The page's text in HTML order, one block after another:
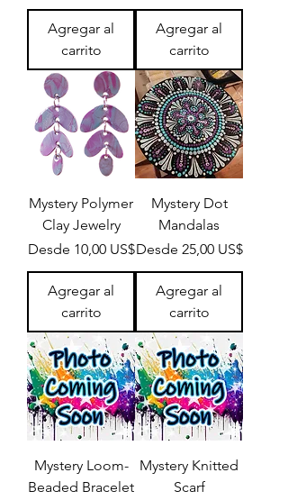
Agregar al
carrito
Agregar al
carrito
Mystery Polymer
Clay Jewelry
Desde 10,00 US$
Precio de oferta
Agregar al
carrito
Mystery Dot
Mandalas
Desde 25,00 US$
Precio de oferta
Agregar al
carrito
Mystery Loom-
Beaded Bracelet
Mystery Knitted
Scarf